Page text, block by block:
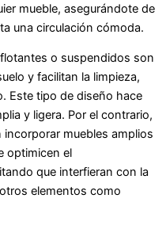
mueble, asegurándote de
una circulación cómoda.
o suspendidos son
y facilitan la limpieza,
Este tipo de diseño hace
y ligera. Por el contrario,
muebles amplios
optimicen el
que interfieran con la
elementos como